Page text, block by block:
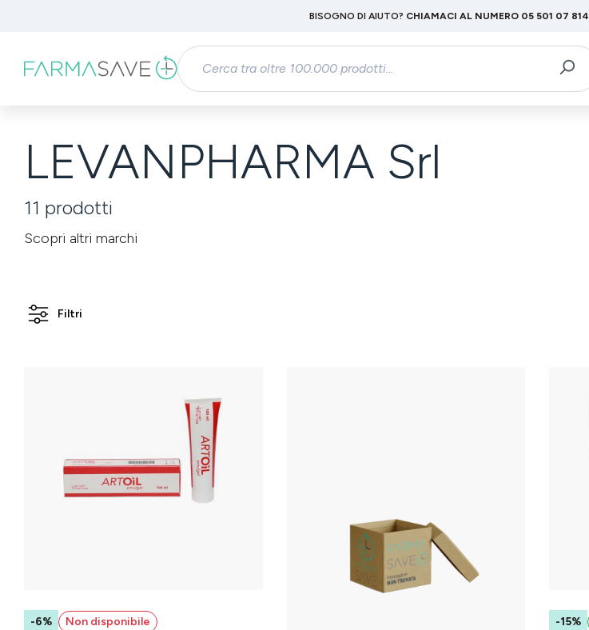
Passa alla navigazione principale
BISOGNO DI AIUTO? CHIAMACI AL NUMERO 05 501 07 814
LEVANPHARMA Srl
11 prodotti
Scopri altri marchi
Filtri
-6% Non disponibile -15%